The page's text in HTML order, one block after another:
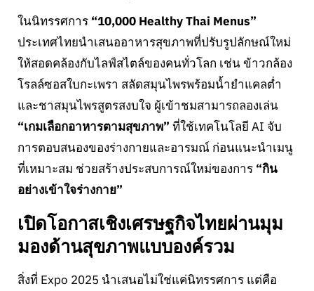
ในนิทรรศการ “10,000 Healthy Thai Menus”
ประเทศไทยนำเสนออาหารสุขภาพที่ปรับรูปลักษณ์ใหม่
ให้สอดคล้องกับไลฟ์สไตล์ของคนทั่วโลก เช่น ข้าวกล้อง
โรลล์ซอสใบกะเพรา สลัดสมุนไพรพร้อมน้ำยำแคลต่ำ
และชาสมุนไพรสูตรสงบใจ ผู้เข้าชมสามารถลองเล่น
“เกมเลือกอาหารตามสุขภาพ” ที่ใช้เทคโนโลยี AI จับ
การตอบสนองของร่างกายและอารมณ์ ก่อนแนะนำเมนู
ที่เหมาะสม ช่วยสร้างประสบการณ์ใหม่ของการ “กิน
อย่างเข้าใจร่างกาย”
เปิดโอกาสเชิงเศรษฐกิจไทยผ่านมุม
มองด้านสุขภาพแบบองค์รวม
สิ่งที่ Expo 2025 นำเสนอไม่ใช่แค่นิทรรศการ แต่คือ